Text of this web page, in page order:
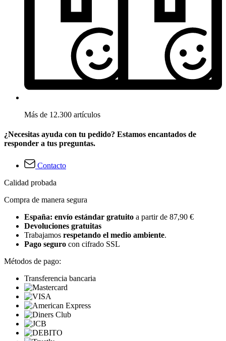
Más de 12.300 artículos
¿Necesitas ayuda con tu pedido? Estamos encantados de
responder a tus preguntas.
Contacto
Calidad probada
Compra de manera segura
España: envío estándar gratuito a partir de 87,90 €
Devoluciones gratuitas
Trabajamos respetando el medio ambiente.
Pago seguro con cifrado SSL
Métodos de pago:
Transferencia bancaria